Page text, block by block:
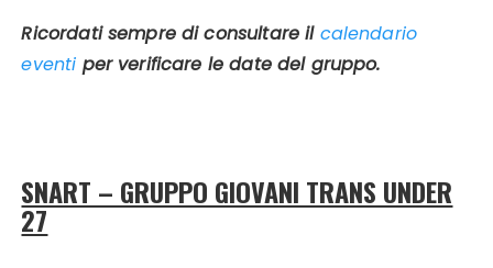
Ricordati sempre di consultare ilcalendario
eventi per verificare le date del gruppo.
SNART – GRUPPO GIOVANI TRANS UNDER
27